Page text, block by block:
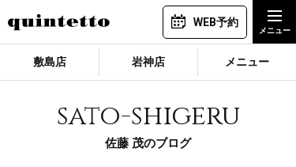
WEB予約
敷島店 岩神店 メニュー
sato-shigeru
佐藤 茂のブログ